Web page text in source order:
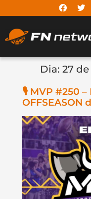
Dia: 27
🎙️ MVP #250
OFFSEASON